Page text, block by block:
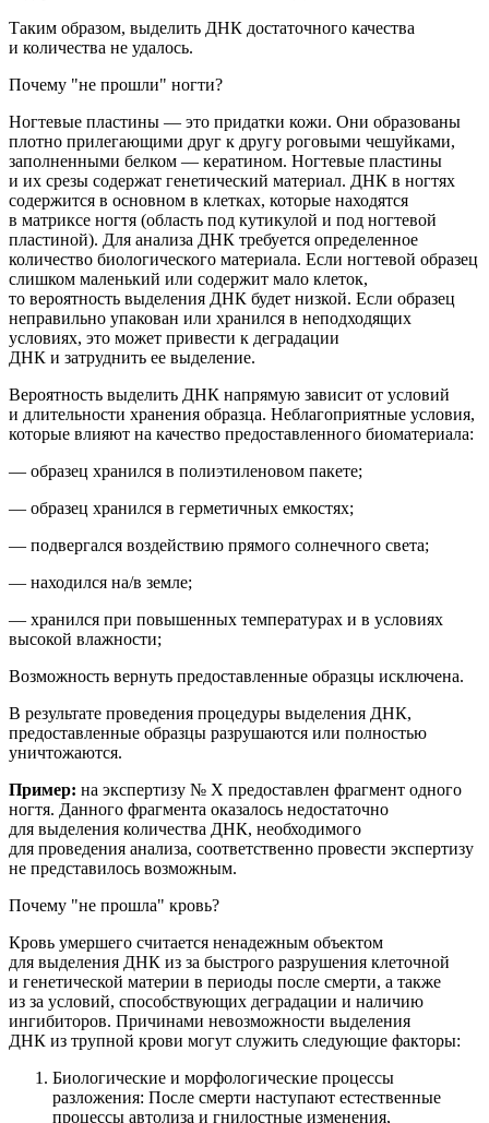
Таким образом, выделить ДНК достаточного качества
и количества не удалось.
Почему "не прошли" ногти?
Ногтевые пластины — это придатки кожи. Они образованы
плотно прилегающими друг к другу роговыми чешуйками,
заполненными белком — кератином. Ногтевые пластины
и их срезы содержат генетический материал. ДНК в ногтях
содержится в основном в клетках, которые находятся
в матриксе ногтя (область под кутикулой и под ногтевой
пластиной). Для анализа ДНК требуется определенное
количество биологического материала. Если ногтевой образец
слишком маленький или содержит мало клеток,
то вероятность выделения ДНК будет низкой. Если образец
неправильно упакован или хранился в неподходящих
условиях, это может привести к деградации
ДНК и затруднить ее выделение.
Вероятность выделить ДНК напрямую зависит от условий
и длительности хранения образца. Неблагоприятные условия,
которые влияют на качество предоставленного биоматериала:
— образец хранился в полиэтиленовом пакете;
— образец хранился в герметичных емкостях;
— подвергался воздействию прямого солнечного света;
— находился на/в земле;
— хранился при повышенных температурах и в условиях
высокой влажности;
Возможность вернуть предоставленные образцы исключена.
В результате проведения процедуры выделения ДНК,
предоставленные образцы разрушаются или полностью
уничтожаются.
Пример: на экспертизу № Х предоставлен фрагмент одного
ногтя. Данного фрагмента оказалось недостаточно
для выделения количества ДНК, необходимого
для проведения анализа, соответственно провести экспертизу
не представилось возможным.
Почему "не прошла" кровь?
Кровь умершего считается ненадежным объектом
для выделения ДНК из за быстрого разрушения клеточной
и генетической материи в периоды после смерти, а также
из за условий, способствующих деградации и наличию
ингибиторов. Причинами невозможности выделения
ДНК из трупной крови могут служить следующие факторы:
Биологические и морфологические процессы
разложения: После смерти наступают естественные
процессы автолиза и гнилостные изменения,